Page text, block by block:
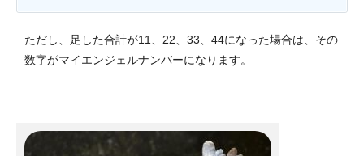
ただし、足した合計が11、22、33、44になった場合は、その
数字がマイエンジェルナンバーになります。